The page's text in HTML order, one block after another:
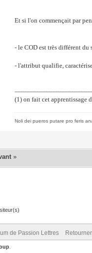
Et si l'on commençait par
- le COD est très différent
- l'attribut qualifie, caractérise
(1) on fait cet apprentissage
Noli dei pueros putare pro feris
»
de Passion Lettres
.